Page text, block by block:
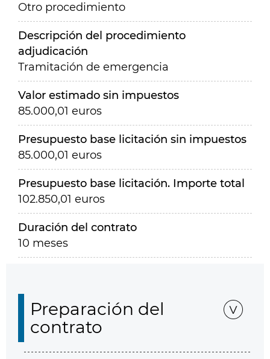
Otro procedimiento
Descripción del procedimiento
adjudicación
Tramitación de emergencia
Valor estimado sin impuestos
85.000,01 euros
Presupuesto base licitación sin impuestos
85.000,01 euros
Presupuesto base licitación. Importe total
102.850,01 euros
Duración del contrato
10 meses
Preparación del
contrato